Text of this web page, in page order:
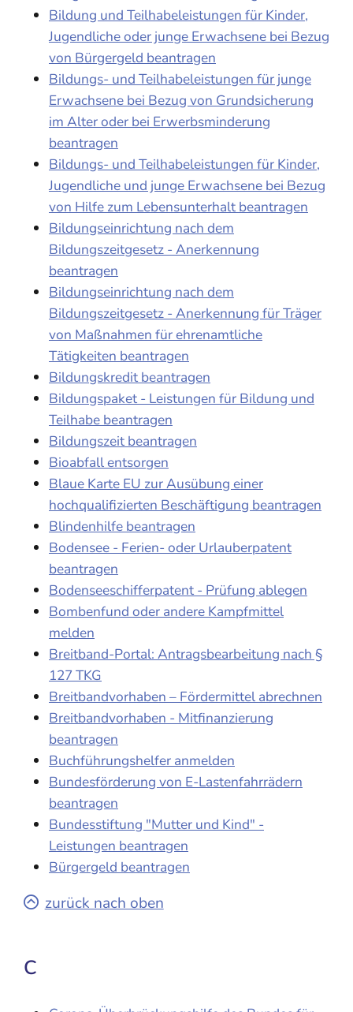
Bildung und Teilhabeleistungen für Kinder,
Jugendliche oder junge Erwachsene bei Bezug
von Bürgergeld beantragen
Bildungs- und Teilhabeleistungen für junge
Erwachsene bei Bezug von Grundsicherung
im Alter oder bei Erwerbsminderung
beantragen
Bildungs- und Teilhabeleistungen für Kinder,
Jugendliche und junge Erwachsene bei Bezug
von Hilfe zum Lebensunterhalt beantragen
Bildungseinrichtung nach dem
Bildungszeitgesetz - Anerkennung
beantragen
Bildungseinrichtung nach dem
Bildungszeitgesetz - Anerkennung für Träger
von Maßnahmen für ehrenamtliche
Tätigkeiten beantragen
Bildungskredit beantragen
Bildungspaket - Leistungen für Bildung und
Teilhabe beantragen
Bildungszeit beantragen
Bioabfall entsorgen
Blaue Karte EU zur Ausübung einer
hochqualifizierten Beschäftigung beantragen
Blindenhilfe beantragen
Bodensee - Ferien- oder Urlauberpatent
beantragen
Bodenseeschifferpatent - Prüfung ablegen
Bombenfund oder andere Kampfmittel
melden
Breitband-Portal: Antragsbearbeitung nach §
127 TKG
Breitbandvorhaben – Fördermittel abrechnen
Breitbandvorhaben - Mitfinanzierung
beantragen
Buchführungshelfer anmelden
Bundesförderung von E-Lastenfahrrädern
beantragen
Bundesstiftung "Mutter und Kind" -
Leistungen beantragen
Bürgergeld beantragen
zurück nach oben
C